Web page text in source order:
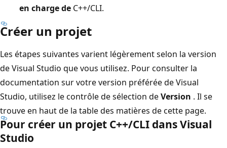
en charge de C++/CLI.
Créer un projet
Les étapes suivantes varient légèrement selon la version
de Visual Studio que vous utilisez. Pour consulter la
documentation sur votre version préférée de Visual
Studio, utilisez le contrôle de sélection deVersion . Il se
trouve en haut de la table des matières de cette page.
Pour créer un projet C++/CLI dans Visual
Studio